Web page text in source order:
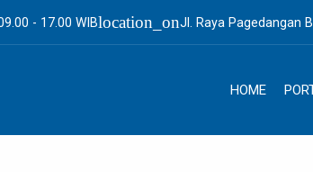
- 17.00 WIBlocation_onJl. Raya Pagedangan
HOME